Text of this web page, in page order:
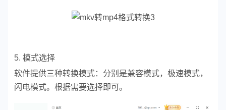
5. 模式选择
软件提供三种转换模式：分别是兼容模式，极速模式，
闪电模式。根据需要选择即可。